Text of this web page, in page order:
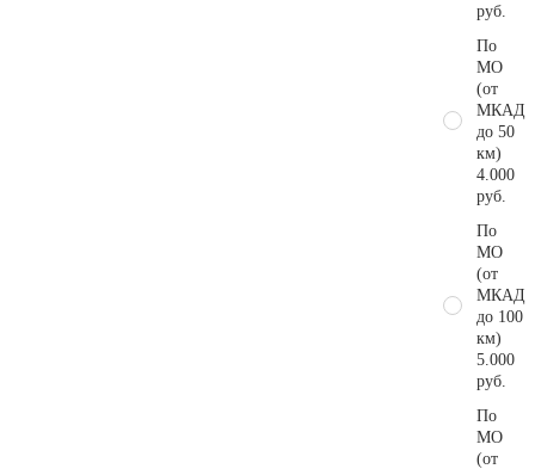
руб.
По
МО
(от
МКАД
до 50
км)
4.000
руб.
По
МО
(от
МКАД
до 100
км)
5.000
руб.
По
МО
(от